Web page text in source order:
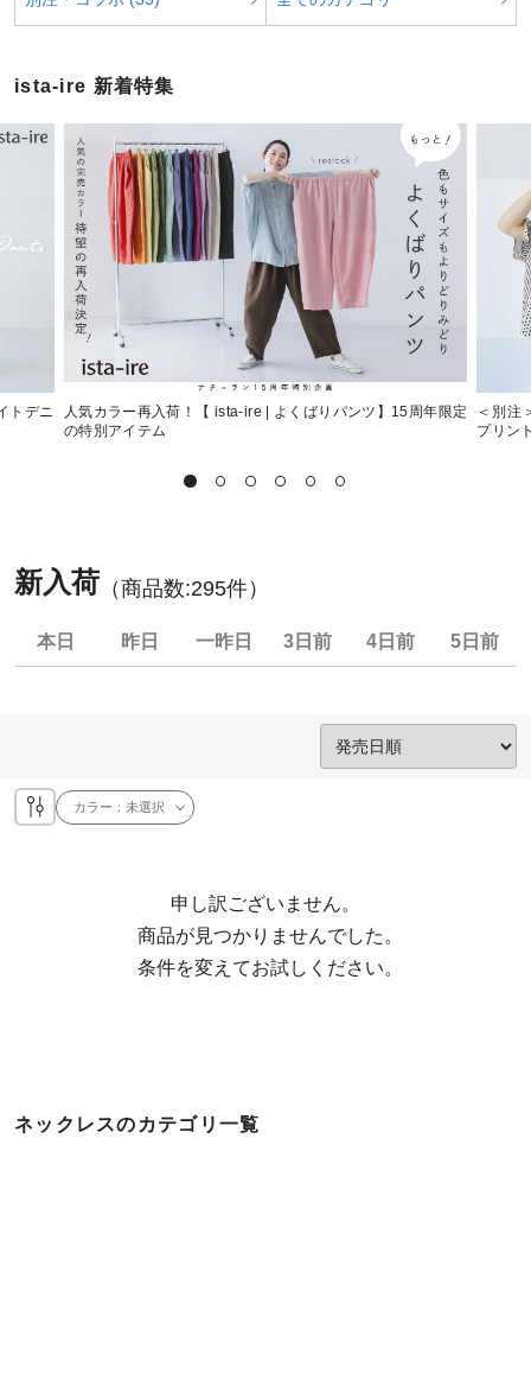
ista-ire 新着特集
トデニ
人気カラー再入荷！【 ista-ire | よくばりパンツ】15周年限定
の特別アイテム
＜別注
プリン
新入荷 （商品数:295件）
本日 昨日 一昨日 3日前 4日前 5日前
カラー：未選択
申し訳ございません。
  条件を変えてお試しください。
ネックレスのカテゴリ一覧